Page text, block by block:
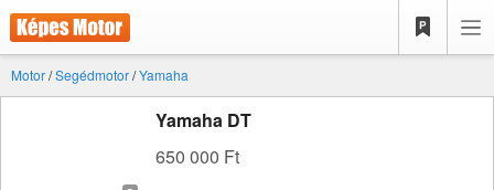
Motor/Segédmotor/Yamaha
Yamaha DT
650 000 Ft